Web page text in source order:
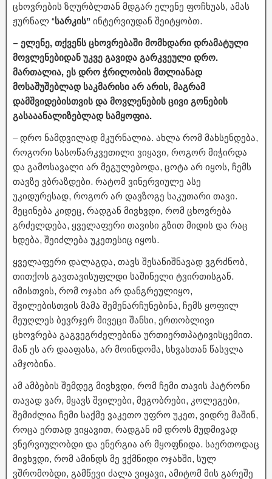
ცხოვრების ზღურბლთან მდგარ ელენე ფოჩხუას, ამას
ჟურნალ “სარკის” ინტერვიუდან შეიტყობთ.
– ელენე, თქვენს ცხოვრებაში მომხდარი დრამატული
მოვლენებიდან უკვე გავიდა გარკვეული დრო.
მართალია, ეს დრო ჭრილობის მთლიანად
მოსაშუშებლად საკმარისი არ არის, მაგრამ
დამშვიდებისთვის და მოვლენების ცივი გონების
გასააანალიზებლად სამყოფია.
– დრო ნამდვილად მკურნალია. ახლა რომ მახსენდება,
როგორი სასოწარკვეთილი ვიყავი, როგორ მიჭირდა
და გამოსავალი არ მეგულებოდა, ცოტა არ იყოს, ჩემს
თავზე ვბრაზდები. რატომ ვინერვიულე ასე
უკიდურესად, როგორ არ დავზოგე საკუთარი თავი.
მეცინება კიდეც, რადგან მივხვდი, რომ ცხოვრება
გრძელდება, ყველაფერი თავისი გზით მიდის და რაც
ხდება, შეიძლება უკეთესიც იყოს.
ყველაფერი დალაგდა, თავს შესანიშნავად ვგრძნობ,
თითქოს გავთავისუფლდი საშინელი ტვირთისგან.
იმისთვის, რომ ოჯახი არ დანგრეულიყო,
შვილებისთვის მამა შემენარჩუნებინა, ჩემს ყოფილ
მეუღლეს ბევრჯერ მივეცი შანსი, ერთობლივი
ცხოვრება გაგვეგრძელებინა ურთიერთპატივისცემით.
მან ეს არ დააფასა, არ მოინდომა, სხვასთან წასვლა
ამჯობინა.
ამ ამბების შემდეგ მივხვდი, რომ ჩემი თავის პატრონი
თავად ვარ, მყავს შვილები, მეგობრები, კოლეგები,
შემიძლია ჩემი საქმე ვაკეთო უფრო უკეთ, ვიდრე მაშინ,
როცა ერთად ვიყავით, რადგან იმ დროს მუდმივად
ვნერვიულობდი და ენერგია არ მყოფნიდა. საერთოდაც
მივხვდი, რომ ამინდს მე ვქმნიდი ოჯახში, სულ
ვშრომობდი, გამწევი ძალა ვიყავი, ამიტომ მის გარეშე